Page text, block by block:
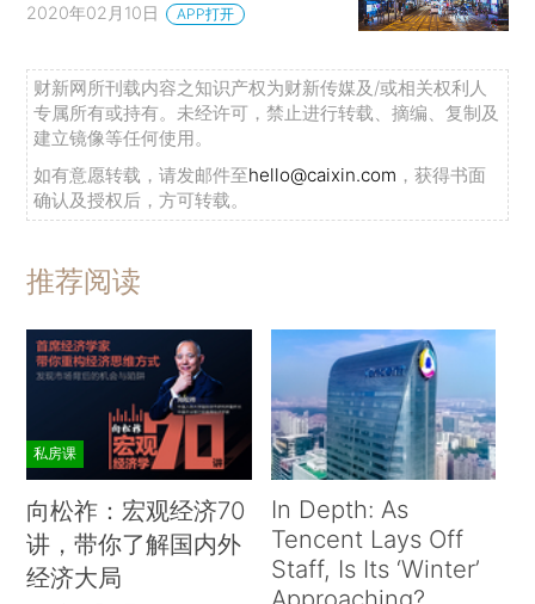
2020年02月10日 APP打开
财新网所刊载内容之知识产权为财新传媒及/或相关权利人
专属所有或持有。未经许可，禁止进行转载、摘编、复制及
建立镜像等任何使用。
如有意愿转载，请发邮件至hello@caixin.com ，获得书面
确认及授权后，方可转载。
推荐阅读
私房课
向松祚：宏观经济70
讲，带你了解国内外
经济大局
In Depth: As
Tencent Lays Off
Staff, Is Its ‘Winter’